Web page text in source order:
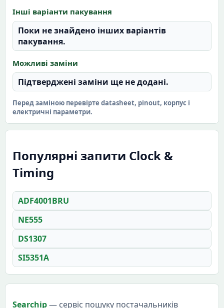
Інші варіанти пакування
Поки не знайдено інших варіантів
пакування.
Можливі заміни
Підтверджені заміни ще не додані.
Перед заміною перевірте datasheet, pinout, корпус і
електричні параметри.
Популярні запити Clock &
Timing
ADF4001BRU
NE555
DS1307
SI5351A
Searchip— сервіс пошуку постачальників